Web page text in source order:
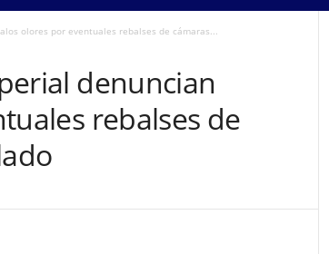
olores por eventuales rebalses de cámaras...
denuncian
rebalses de